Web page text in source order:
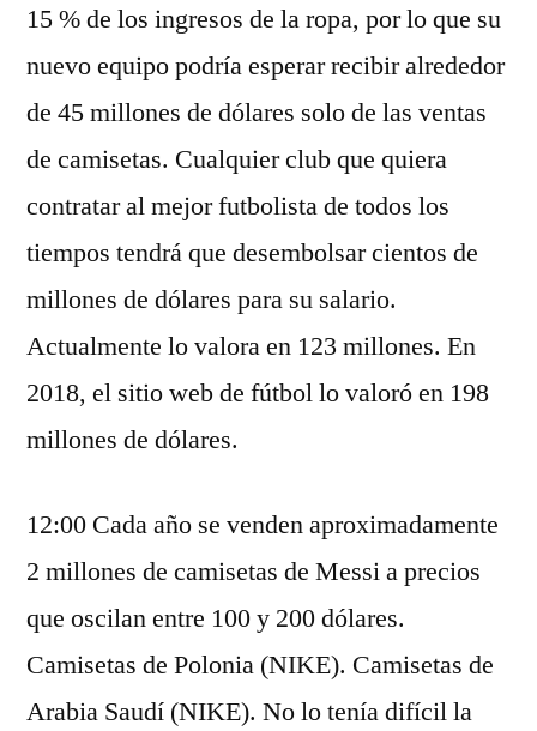
15 % de los ingresos de la ropa, por lo que su
nuevo equipo podría esperar recibir alrededor
de 45 millones de dólares solo de las ventas
de camisetas. Cualquier club que quiera
contratar al mejor futbolista de todos los
tiempos tendrá que desembolsar cientos de
millones de dólares para su salario.
Actualmente lo valora en 123 millones. En
2018, el sitio web de fútbol lo valoró en 198
millones de dólares.
12:00 Cada año se venden aproximadamente
2 millones de camisetas de Messi a precios
que oscilan entre 100 y 200 dólares.
Camisetas de Polonia (NIKE). Camisetas de
Arabia Saudí (NIKE). No lo tenía difícil la